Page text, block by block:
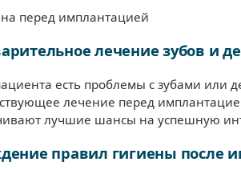
лечение зубов и
есть проблемы с зубами или
лечение перед
лучшие шансы на успешную
правил гигиены после